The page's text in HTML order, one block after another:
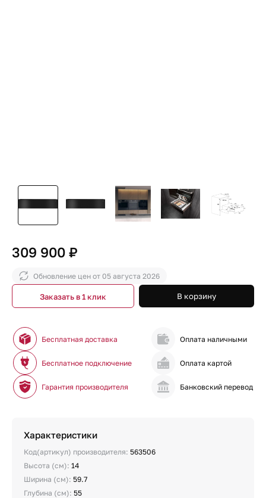
309 900 ₽
Обновление цен от 05 августа 2026
В корзину
Заказать в 1 клик
Бесплатная доставка
Бесплатное подключение
Гарантия производителя
Оплата наличными
Оплата картой
Банковский перевод
Характеристики
Код(артикул) производителя: 563506
Высота (см): 14
Ширина (см): 59.7
Глубина (см): 55